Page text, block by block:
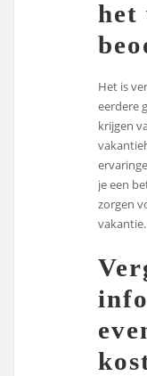
Het is
eerdere
krijgen
je een
zorgen
vakantie.